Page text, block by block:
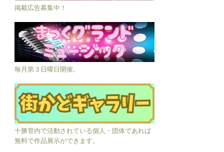
掲載広告募集中！
毎月第３日曜日開催。
十勝管内で活動されている個人・団体であれば
無料で作品展示ができます。